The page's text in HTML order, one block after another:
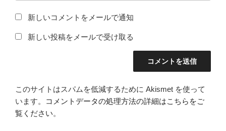
新しいコメントをメールで通知
新しい投稿をメールで受け取る
このサイトはスパムを低減するために Akismet を使って
います。
コメントデータの処理方法の詳細はこちらをご
覧ください。